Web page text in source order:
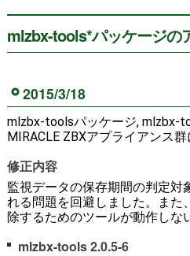
mlzbx-tools*パッケージの
2015/3/18
mlzbx-toolsパッケージ, mlzbx-
MIRACLE ZBXアプライアンス
修正内容
監視データの保存期間の判定対
れる問題を回避しました。また
除するためのツールが動作しな
mlzbx-tools 2.0.5-6